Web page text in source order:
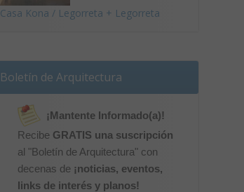
Casa Kona / Legorreta + Legorreta
Boletín de Arquitectura
¡Mantente Informado(a)!
Recibe GRATIS una suscripción
al "Boletín de Arquitectura" con
decenas de ¡noticias, eventos,
links de interés y planos!